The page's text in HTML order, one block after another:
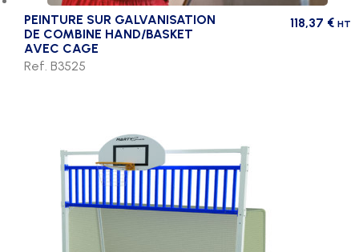
PEINTURE SUR GALVANISATION
DE COMBINE HAND/BASKET
AVEC CAGE
118,37 € HT
Ref. B3525